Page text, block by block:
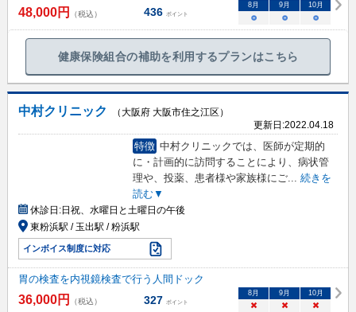
48,000円 （税込） 436 ポイント
8月 9月 10月
○ ○ ○
健康保険組合の補助を利用するプランはこちら
中村クリニック
（大阪府 大阪市住之江区）
更新日:2022.04.18
特徴 中村クリニックでは、医師が定期的
に・計画的に訪問することにより、病状管
理や、投薬、患者様や家族様にご...
続きを
読む▼
休診日:日祝、水曜日と土曜日の午後
東粉浜駅 / 玉出駅 / 粉浜駅
インボイス制度に対応
胃の検査を内視鏡検査で行う人間ドック
36,000円 （税込） 327 ポイント
8 月 9 月 10月
× × ×